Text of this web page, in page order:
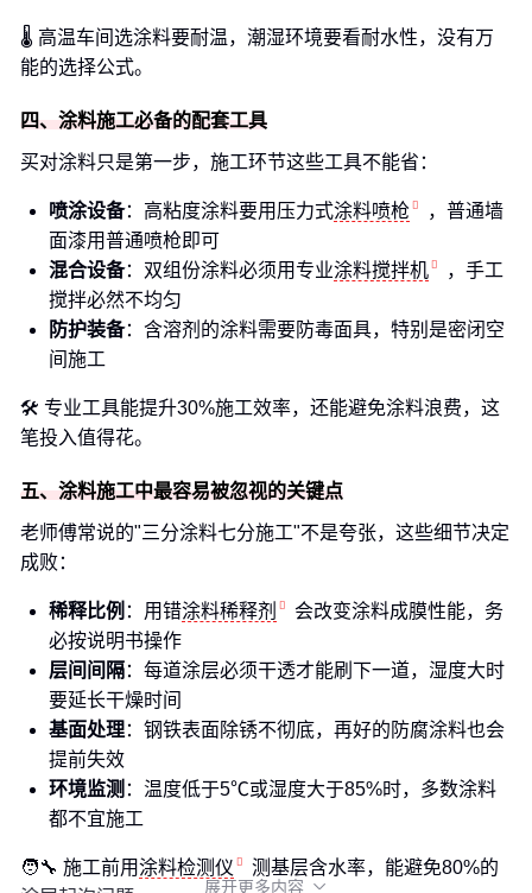
🌡️ 高温车间选涂料要耐温，潮湿环境要看耐水性，没有万
能的选择公式。
四、涂料施工必备的配套工具
买对涂料只是第一步，施工环节这些工具不能省：
喷涂设备：高粘度涂料要用压力式涂料喷枪
，普通墙
面漆用普通喷枪即可
混合设备：双组份涂料必须用专业涂料搅拌机
，手工
搅拌必然不均匀
防护装备：含溶剂的涂料需要防毒面具，特别是密闭空
间施工
🛠️ 专业工具能提升30%施工效率，还能避免涂料浪费，这
笔投入值得花。
五、涂料施工中最容易被忽视的关键点
老师傅常说的"三分涂料七分施工"不是夸张，这些细节决定
成败：
稀释比例 ：用错涂料稀释剂
会改变涂料成膜性能，务
必按说明书操作
层间间隔：每道涂层必须干透才能刷下一道，湿度大时
要延长干燥时间
基面处理：钢铁表面除锈不彻底，再好的防腐涂料也会
提前失效
环境监测 ：温度低于5℃或湿度大于85%时，多数涂料
都不宜施工
🧑‍🔧 施工前用涂料检测仪
测基层含水率，能避免80%的
展开更多内容 